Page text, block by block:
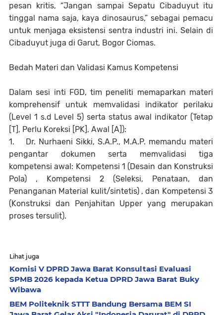
pesan kritis, “Jangan sampai Sepatu Cibaduyut itu
tinggal nama saja, kaya dinosaurus,” sebagai pemacu
untuk menjaga eksistensi sentra industri ini. Selain di
Cibaduyut juga di Garut, Bogor Ciomas.
Bedah Materi dan Validasi Kamus Kompetensi
Dalam sesi inti FGD, tim peneliti memaparkan materi
komprehensif untuk memvalidasi indikator perilaku
(Level 1 s.d Level 5) serta status awal indikator (Tetap
[T], Perlu Koreksi [PK], Awal [A]):
1.
Dr. Nurhaeni Sikki, S.A.P., M.A.P. memandu materi
pengantar dokumen serta memvalidasi tiga
kompetensi awal: Kompetensi 1 (Desain dan Konstruksi
Pola) , Kompetensi 2 (Seleksi, Penataan, dan
Penanganan Material kulit/sintetis) , dan Kompetensi 3
(Konstruksi dan Penjahitan Upper yang merupakan
proses tersulit).
Lihat juga
Komisi V DPRD Jawa Barat Konsultasi Evaluasi
SPMB 2026 kepada Ketua DPRD Jawa Barat Buky
Wibawa
BEM Politeknik STTT Bandung Bersama BEM SI